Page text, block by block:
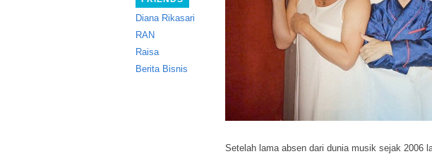
Diana Rikasari
RAN
Raisa
Berita Bisnis
Setelah lama absen dari dunia musik sejak 2006